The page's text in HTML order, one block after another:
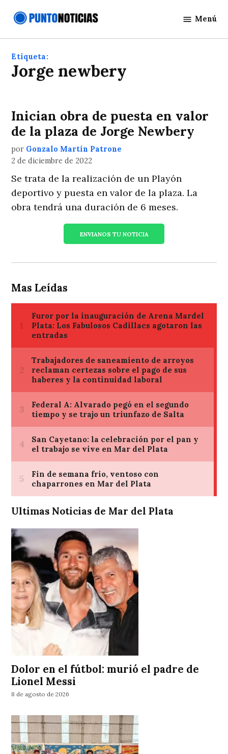
Noticias
Menú
Etiqueta:
jorge newbery
Inician obra de puesta en valor
de la plaza de Jorge Newbery
por Gonzalo Martín Patrone
2 de diciembre de 2022
Se trata de la realización de un Playón
deportivo y puesta en valor de la plaza. La
obra tendrá una duración de 6 meses.
ENVIANOS TU NOTICIA
Mas Leídas
Ultimas Noticias de Mar del Plata
Dolor en el fútbol: murió el padre de
Lionel Messi
8 de agosto de 2026